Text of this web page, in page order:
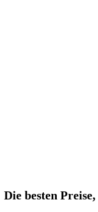
Die besten Preise,